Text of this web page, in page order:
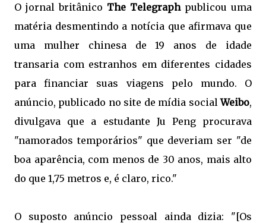
O jornal britânico The Telegraphpublicou uma
matéria desmentindo a notícia que afirmava que
uma mulher chinesa de 19 anos de idade
transaria com estranhos em diferentes cidades
para financiar suas viagens pelo mundo. O
anúncio, publicado no site de mídia socialWeibo,
divulgava que a estudante Ju Peng procurava
"namorados temporários" que deveriam ser "de
boa aparência, com menos de 30 anos, mais alto
do que 1,75 metros e, é claro, rico."
O suposto anúncio pessoal ainda dizia: "[Os